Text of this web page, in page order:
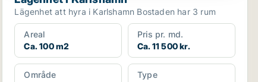
Lägenhet att hyra i Karlshamn Bostaden har 3 rum
Areal
Ca. 100 m2
Pris pr. md.
Ca. 11 500 kr.
Område
Type